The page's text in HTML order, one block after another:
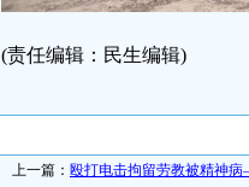
(责任编辑：民生编辑)
上一篇： 殴打电击拘留劳教被精神